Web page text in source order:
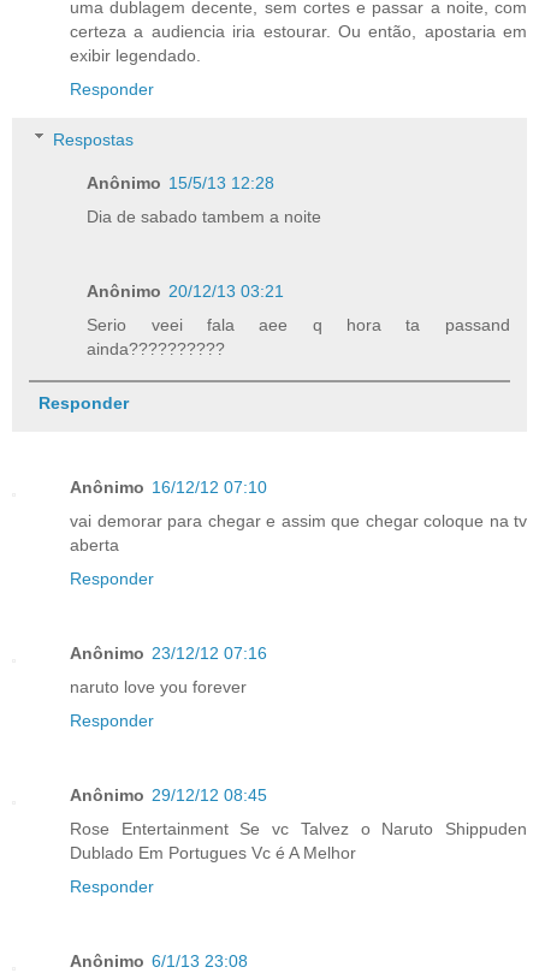
uma dublagem decente, sem cortes e passar a noite, com
certeza a audiencia iria estourar. Ou então, apostaria em
exibir legendado.
Responder
Respostas
Anônimo 15/5/13 12:28
Dia de sabado tambem a noite
Anônimo 20/12/13 03:21
Serio veei fala aee q hora ta passand
ainda??????????
Responder
Anônimo 16/12/12 07:10
vai demorar para chegar e assim que chegar coloque na tv
aberta
Responder
Anônimo 23/12/12 07:16
naruto love you forever
Responder
Anônimo 29/12/12 08:45
Rose Entertainment Se vc Talvez o Naruto Shippuden
Dublado Em Portugues Vc é A Melhor
Responder
Anônimo 6/1/13 23:08